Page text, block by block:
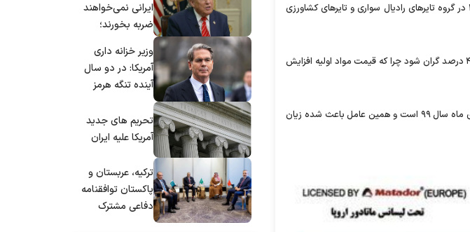
براساس اطلاعات و اسناد منتشر شده، لاستیک خودرو از امروز یکشنبه ۸ خرداد ۱۴۰۱ در گروه تایر‌های رادیال سواری و تایر‌های کشاورزی
پارسال اعضای انجمن صنفی صنعت تایر طی نامه‌ای به وزارت صمت اعلام کرده بودند که قیمت تایر باید ۴۰ درصد گران شود چرا که قیمت مواد اولیه افزایش
آقای مصطفی تنها کارشناس صنعت تایر گفته بود قیمت مصوبی که در خصوص تایر اعلام شده مربوط به دی ماه سال ۹۹ است و همین عامل باعث شده زیان
ایرانی نمی‌خواهند
ضربه بخورند؛
توافق برسند
وزیر خزانه داری
آمریکا: در دو سال
آینده تنگه هرمز
شد
تحریم های جدید
آمریکا علیه ایران
ترکیه، عربستان و
پاکستان توافقنامه
دفاعی مشترک